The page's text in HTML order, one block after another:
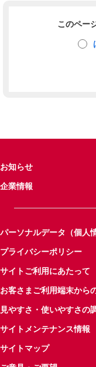
このペー
お知らせ
企業情報
パーソナルデータ（個人
プライバシーポリシー
サイトご利用にあたって
お客さまご利用端末から
見やすさ・使いやすさの
サイトメンテナンス情報
サイトマップ